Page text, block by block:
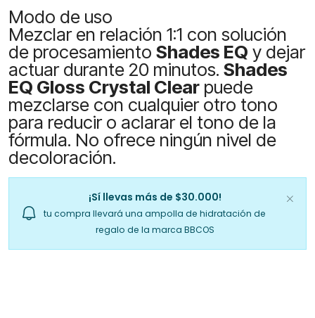
Modo de uso
Mezclar en relación 1:1 con solución
de procesamiento Shades EQ y dejar
actuar durante 20 minutos. Shades
EQ Gloss Crystal Clearpuede
mezclarse con cualquier otro tono
para reducir o aclarar el tono de la
fórmula. No ofrece ningún nivel de
decoloración.
¡Sí llevas más de $30.000!
tu compra llevará una ampolla de hidratación de
regalo de la marca BBCOS